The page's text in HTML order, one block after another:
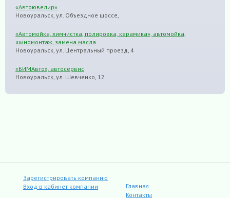
«Автоювелир»
Новоуральск, ул. Объездное шоссе,
«Автомойка, химчистка, полировка, керамика», автомойка,
шиномонтаж, замена масла
Новоуральск, ул. Центральный проезд, 4
«БИМАвто», автосервис
Новоуральск, ул. Шевченко, 12
Зарегистрировать компанию
Вход в кабинет компании
Главная
Контакты